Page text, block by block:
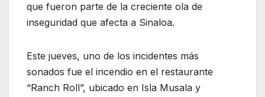
que fueron parte de la creciente ola de
inseguridad que afecta a Sinaloa.
Este jueves, uno de los incidentes más
sonados fue el incendio en el restaurante
“Ranch Roll”, ubicado en Isla Musala y